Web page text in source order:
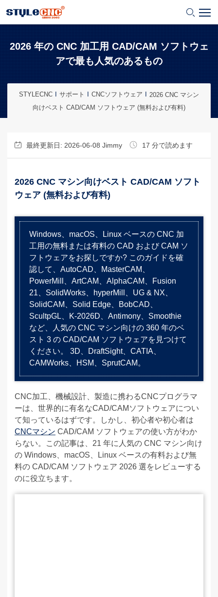
2026 年の CNC 加工用 CAD/CAM ソフトウェ
アで最も人気のあるもの
STYLECNC サポート CNCソフトウェア
2026 CNC マシン
向けベスト CAD/CAM ソフトウェア (無料および有料)
最終更新日: 2026-06-08 Jimmy 17 分で読めます
2026 CNC マシン向けベスト CAD/CAM ソフト
ウェア (無料および有料)
Windows、macOS、Linux ベースの CNC 加
工用の無料または有料の CAD および CAM ソ
フトウェアをお探しですか? このガイドを確
認して、AutoCAD、MasterCAM、
PowerMill、ArtCAM、AlphaCAM、Fusion
21、SolidWorks、hyperMill、UG & NX、
SolidCAM、Solid Edge、BobCAD、
ScultpGL、K-2026D、Antimony、Smoothie
など、人気の CNC マシン向けの 360 年のベ
スト 3 の CAD/CAM ソフトウェアを見つけて
ください。 3D、DraftSight、CATIA、
CAMWorks、HSM、SprutCAM。
CNC加工、機械設計、製造に携わるCNCプログラマ
ーは、世界的に有名なCAD/CAMソフトウェアについ
て知っているはずです。しかし、初心者や初心者は
CNCマシン CAD/CAM ソフトウェアの使い方がわか
らない。この記事は、21 年に人気の CNC マシン向け
の Windows、macOS、Linux ベースの有料および無
料の CAD/CAM ソフトウェア 2026 選をレビューする
のに役立ちます。